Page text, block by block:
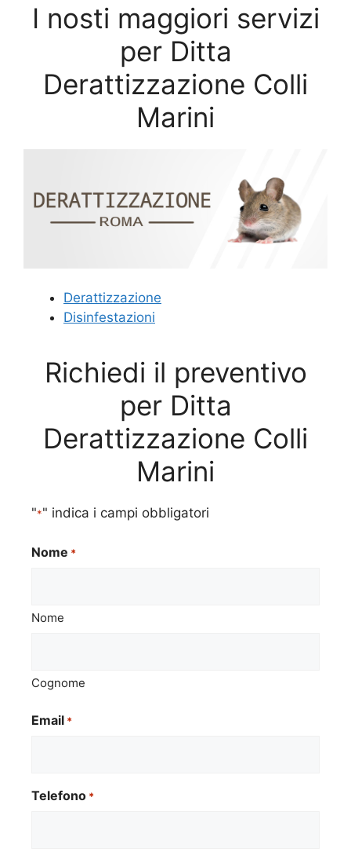
I nosti maggiori servizi
per Ditta
Derattizzazione Colli
Marini
Derattizzazione
Disinfestazioni
Richiedi il preventivo
per Ditta
Derattizzazione Colli
Marini
"*" indica i campi obbligatori
Nome *
Nome
Cognome
Email *
Telefono *